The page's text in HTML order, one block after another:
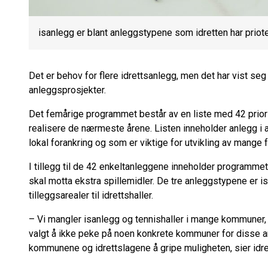
isanlegg er blant anleggstypene som idretten har
Det er behov for flere idrettsanlegg, men det har vist
anleggsprosjekter.
Det femårige programmet består av en liste med 42
realisere de nærmeste årene. Listen inneholder anlegg i
lokal forankring og som er viktige for utvikling av mange
I tillegg til de 42 enkeltanleggene inneholder
skal motta ekstra spillemidler. De tre anleggstypene er
tilleggsarealer til idrettshaller.
– Vi mangler isanlegg og tennishaller i mange
valgt å ikke peke på noen konkrete kommuner for disse
kommunene og idrettslagene å gripe muligheten, sier